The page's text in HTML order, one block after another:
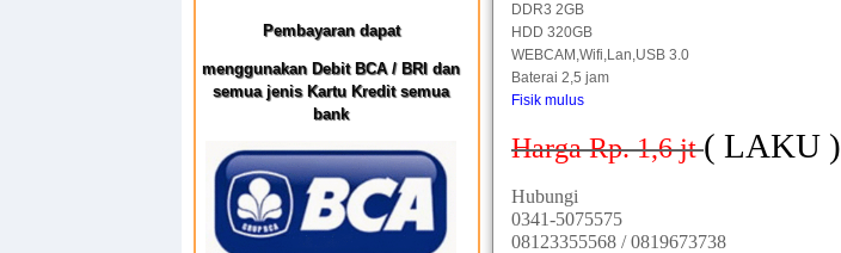
Pembayaran dapat
menggunakan Debit BCA / BRI dan
semua jenis Kartu Kredit semua
bank
DDR3 2GB
HDD 320GB
WEBCAM,Wifi,Lan,USB 3.0
Baterai 2,5 jam
Fisik mulus
Harga Rp. 1,6jt ( LAKU )
Hubungi
0341-5075575
08123355568 / 0819673738